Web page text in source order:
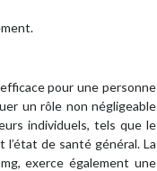
pour une personne
un rôle non négligeable
individuels, tels que le
de santé général. La
exerce également une